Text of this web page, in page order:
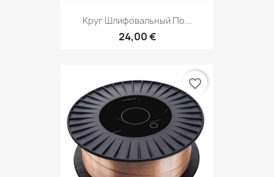
Круг Шлифовальный По...
24,00 €
favorite_border